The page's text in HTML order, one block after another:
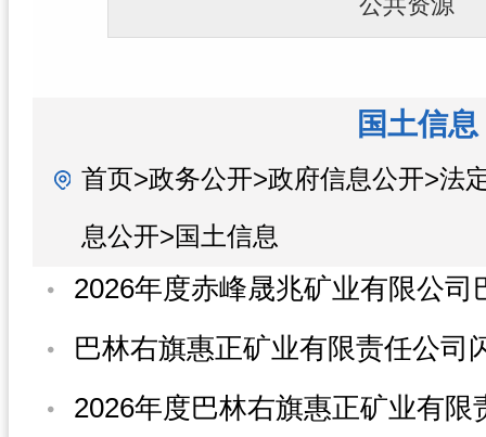
国土信息
首页>政务公开>政府信息公开>法
息公开>国土信息